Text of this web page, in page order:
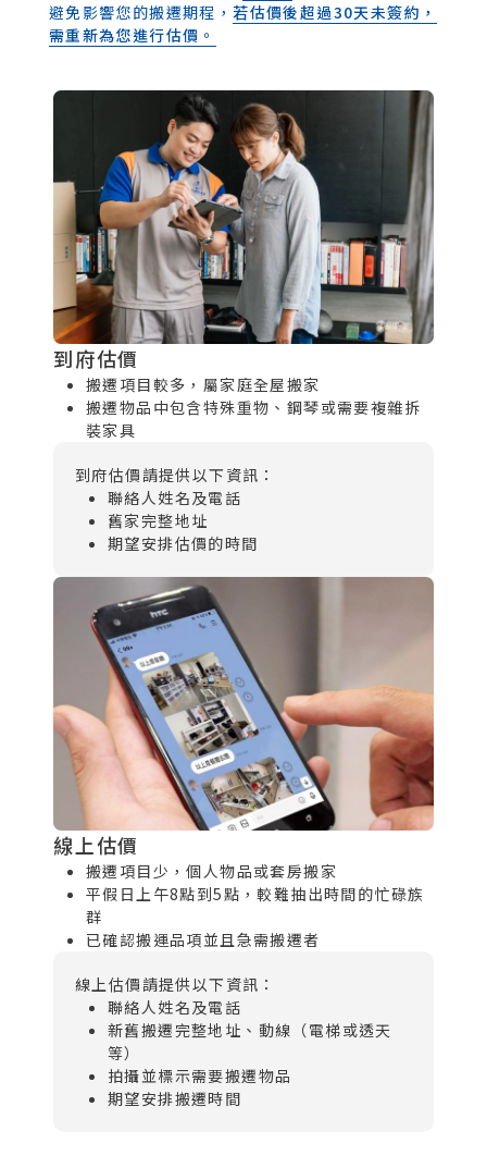
避免影響您的搬遷期程，若估價後超過30天未簽約，
需重新為您進行估價。
到府估價
搬遷項目較多，屬家庭全屋搬家
搬遷物品中包含特殊重物、鋼琴或需要複雜拆
裝家具
到府估價請提供以下資訊：
聯絡人姓名及電話
舊家完整地址
期望安排估價的時間
線上估價
搬遷項目少，個人物品或套房搬家
平假日上午8點到5點，較難抽出時間的忙碌族
群
已確認搬運品項並且急需搬遷者
線上估價請提供以下資訊：
聯絡人姓名及電話
新舊搬遷完整地址、動線（電梯或透天
等）
拍攝並標示需要搬遷物品
期望安排搬遷時間